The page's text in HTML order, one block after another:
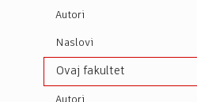
Autori
Naslovi
Ovaj fakultet